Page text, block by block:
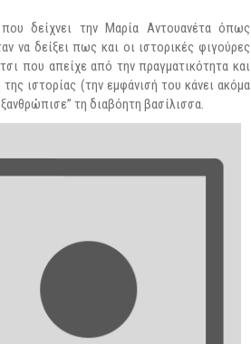
δείχνει την Μαρία Αντουανέτα όπως
να δείξει πως και οι ιστορικές φιγούρες
που απείχε από την πραγματικότητα και
ιστορίας (την εμφάνισή του κάνει ακόμα
τη διαβόητη βασίλισσα.